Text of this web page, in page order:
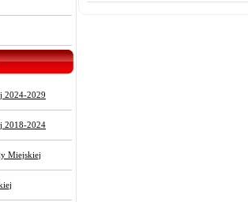
2024-2029
2018-2024
Miejskiej